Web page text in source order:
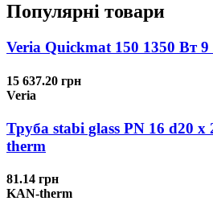
Популярні товари
Veria Quickmat 150 1350 Вт 9
15 637.20 грн
Veria
Труба stabi glass PN 16 d20
therm
81.14 грн
KAN-therm